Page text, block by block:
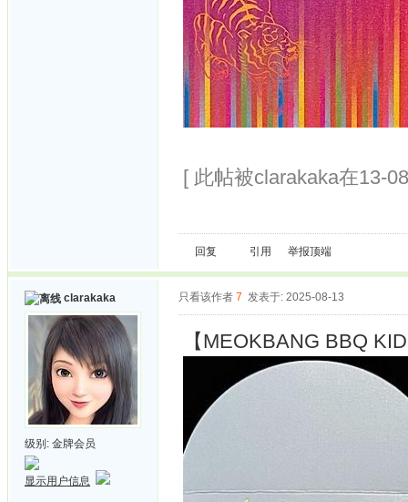
[ 此帖被clarakaka在13-
回复 引用 举报顶端
clarakaka
级别: 金牌会员
显示用户信息
只看该作者 7 发表于: 2025-08-13
【MEOKBANG BBQ